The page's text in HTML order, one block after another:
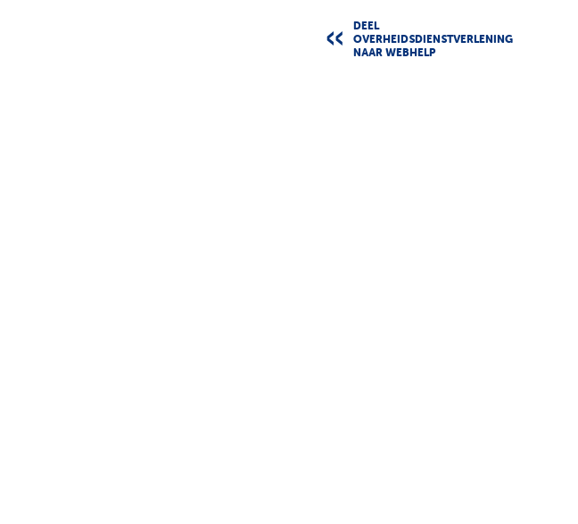
DEEL
OVERHEIDSDIENSTVERLENING
NAAR WEBHELP